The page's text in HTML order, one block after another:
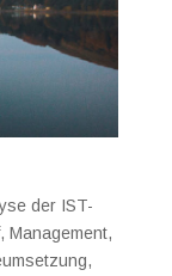
der IST-
, Management,
,